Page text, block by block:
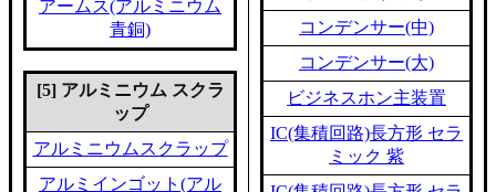
アームス(アルミニウム
青銅)
[5] アルミニウム スクラ
ップ
アルミニウムスクラップ
アルミインゴット(アル
コンデンサー(中)
コンデンサー(大)
ビジネスホン主装置
IC(集積回路)長方形 セラ
ミック 紫